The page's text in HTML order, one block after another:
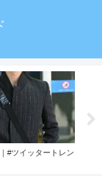
#ツイッタートレン